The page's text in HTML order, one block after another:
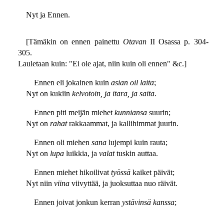
Nyt ja Ennen.
[Tämäkin on ennen painettu OtavanII Osassa p. 304-
305.
Lauletaan kuin: "Ei ole ajat, niin kuin oli ennen" &c.]
Ennen eli jokainen kuin asian oil laita;
Nyt on kukiin kelvotoin, ja itara, ja saita.
Ennen piti meijän miehet kunniansasuurin;
Nyt on rahatrakkaammat, ja kallihimmat juurin.
Ennen oli miehen sanalujempi kuin rauta;
Nyt on lupaluikkia, ja valattuskin auttaa.
Ennen miehet hikoilivat työssäkaiket päivät;
Nyt niin viinaviivyttää, ja juoksuttaa nuo räivät.
Ennen joivat jonkun kerran ystävinsä kanssa;